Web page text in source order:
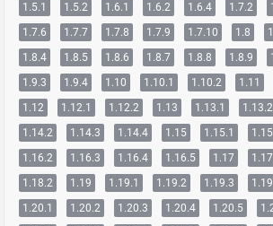
1.5.1
1.5.2 1.6.1 1.6.2 1.6.4 1.7.2
1.7.6
1.7.7 1.7.8 1.7.9 1.7.10 1.8
1.8.4
1.8.5 1.8.6 1.8.7 1.8.8 1.8.9
1.9.3
1.9.4 1.10 1.10.1 1.10.2 1.11
1.12
1.12.1 1.12.2 1.13 1.13.1 1.13.2
1.14.2
1.14.3 1.14.4 1.15 1.15.1
1.16.2
1.16.3 1.16.4 1.16.5 1.17
1.18.2
1.19 1.19.1 1.19.2 1.19.3
1.20.1
1.20.2 1.20.3 1.20.4 1.20.5